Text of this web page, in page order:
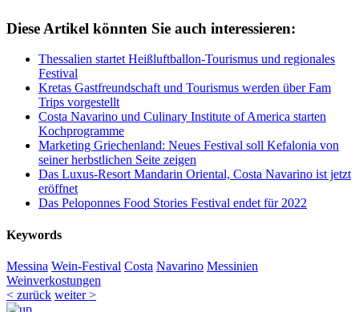
Diese Artikel könnten Sie auch interessieren:
Thessalien startet Heißluftballon-Tourismus und regionales
Festival
Kretas Gastfreundschaft und Tourismus werden über Fam
Trips vorgestellt
Costa Navarino und Culinary Institute of America starten
Kochprogramme
Marketing Griechenland: Neues Festival soll Kefalonia von
seiner herbstlichen Seite zeigen
Das Luxus-Resort Mandarin Oriental, Costa Navarino ist jetzt
eröffnet
Das Peloponnes Food Stories Festival endet für 2022
Keywords
Messina Wein-Festival Costa Navarino Messinien
Weinverkostungen
< zurück weiter >